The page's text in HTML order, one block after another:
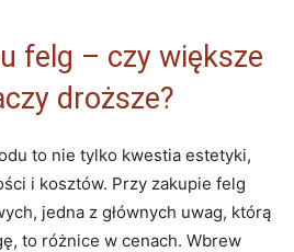
felg – ⁤czy większe
droższe?
to nie tylko⁣ kwestia estetyki,⁢
i kosztów.​ Przy zakupie felg
jedna z‍ głównych uwag,‍ którą
to różnice w⁤ cenach. Wbrew